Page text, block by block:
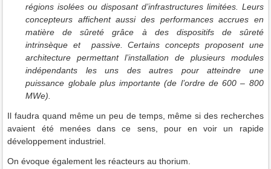
régions isolées ou disposant d’infrastructures limitées. Leurs
concepteurs affichent aussi des performances accrues en
matière de sûreté grâce à des dispositifs de sûreté
intrinsèque et passive. Certains concepts proposent une
architecture permettant l’installation de plusieurs modules
indépendants les uns des autres pour atteindre une
puissance globale plus importante (de l’ordre de 600 – 800
MWe).
Il faudra quand même un peu de temps, même si des recherches
avaient été menées dans ce sens, pour en voir un rapide
développement industriel.
On évoque également les réacteurs au thorium.